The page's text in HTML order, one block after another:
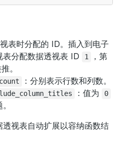
表时分配的 ID。插入到电子
分配数据透视表 ID
1
，第
。
count ：分别表示行数和列数。
：值为 0
视表自动扩展以容纳函数结